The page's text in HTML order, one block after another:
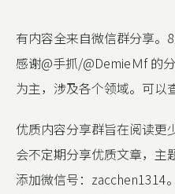
有内容全来自微信群分享。
感谢@手抓/@DemieＭf 的
为主，涉及各个领域。可以
优质内容分享群旨在阅读更
会不定期分享优质文章，主
添加微信号：zacchen1314